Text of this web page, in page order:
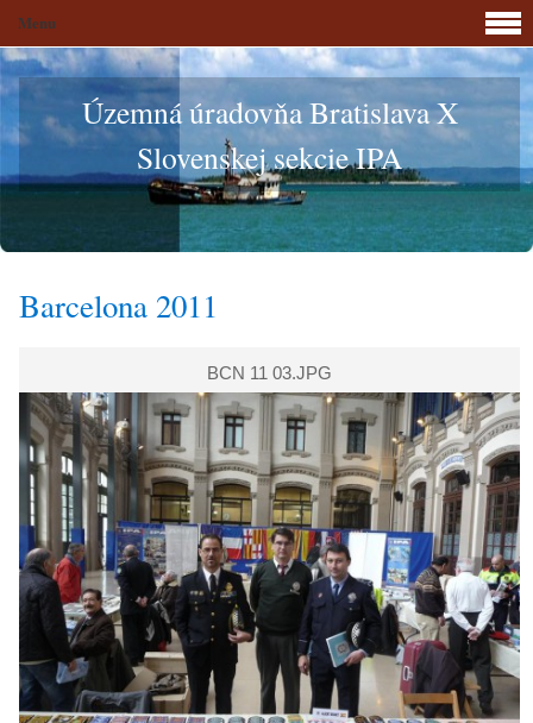
Územná úradovňa Bratislava X
Slovenskej sekcie IPA
Barcelona 2011
BCN 11 03.JPG
Menu